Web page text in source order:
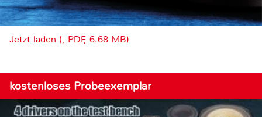
Jetzt laden (, PDF, 6.68 MB)
kostenloses Probeexemplar